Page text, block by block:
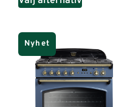
Nyhet